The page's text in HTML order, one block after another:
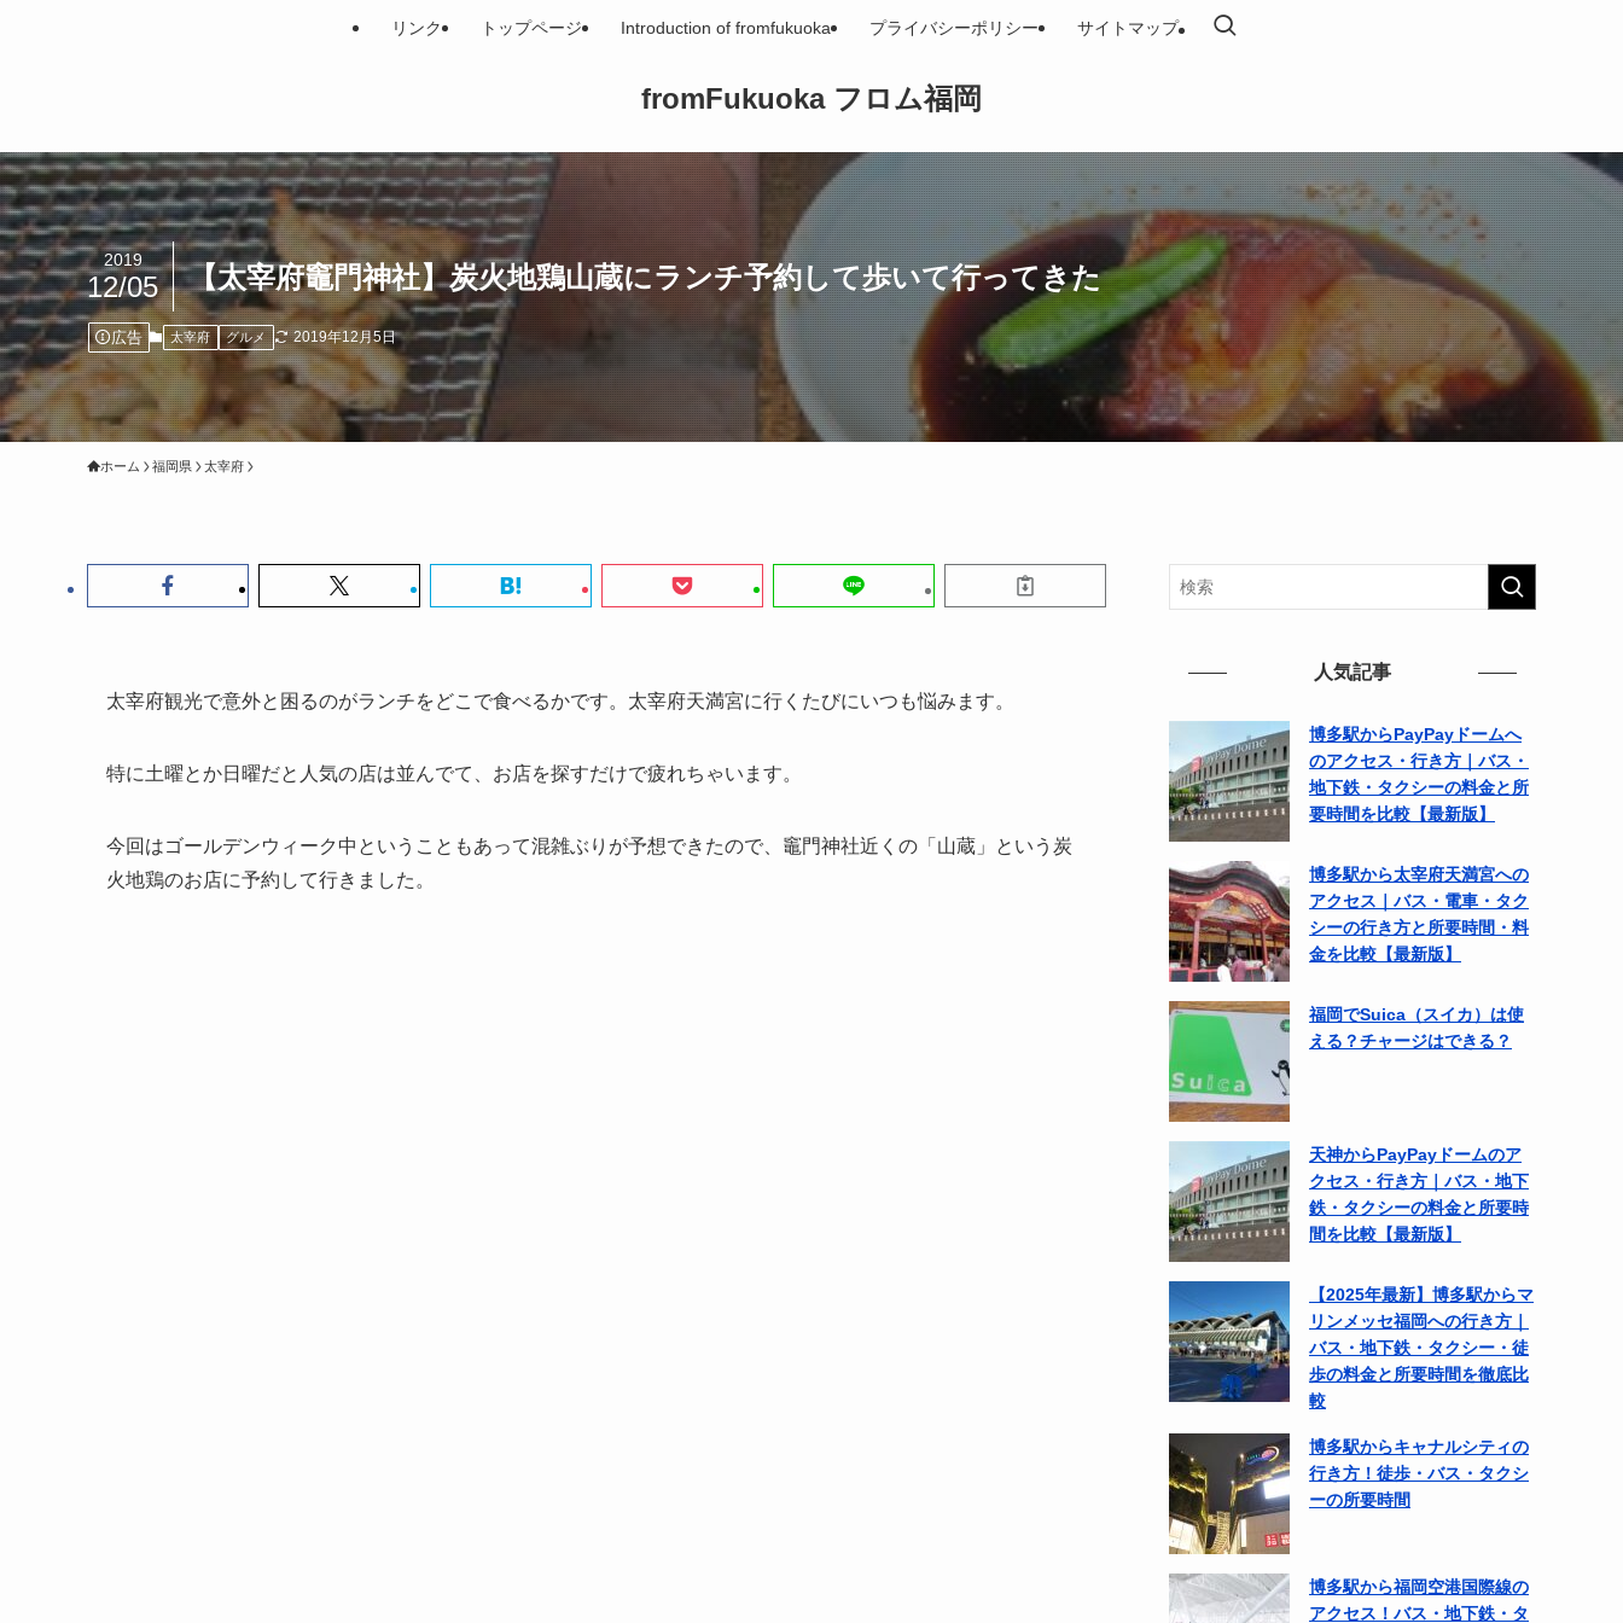
fromFukuoka フロム福岡
リンク トップページ Introduction of fromfukuoka プライバシーポリシー サイトマップ
【太宰府竈門神社】炭火地鶏山蔵にランチ予約して歩いて行ってきた
2019
12/05
広告 太宰府 グルメ 2019年12月5日
ホーム 福岡県 太宰府
太宰府観光で意外と困るのがランチをどこで食べるかです。太宰府天満宮に行くたびにいつも悩みます。
特に土曜とか日曜だと人気の店は並んでて、お店を探すだけで疲れちゃいます。
今回はゴールデンウィーク中ということもあって混雑ぶりが予想できたので、竈門神社近くの「山蔵」という炭
火地鶏のお店に予約して行きました。
人気記事
博多駅からPayPayドームへ
のアクセス・行き方｜バス・
地下鉄・タクシーの料金と所
要時間を比較【最新版】
博多駅から太宰府天満宮への
アクセス｜バス・電車・タク
シーの行き方と所要時間・料
金を比較【最新版】
福岡でSuica（スイカ）は使
える？チャージはできる？
天神からPayPayドームのア
クセス・行き方｜バス・地下
鉄・タクシーの料金と所要時
間を比較【最新版】
【2025年最新】博多駅からマ
リンメッセ福岡への行き方｜
バス・地下鉄・タクシー・徒
歩の料金と所要時間を徹底比
較
博多駅からキャナルシティの
行き方！徒歩・バス・タクシ
ーの所要時間
博多駅から福岡空港国際線の
アクセス！バス・地下鉄・タ